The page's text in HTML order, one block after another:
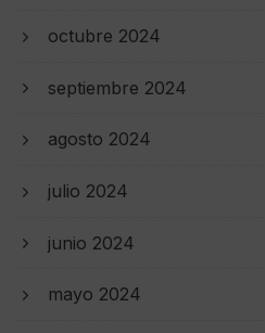
octubre 2024
septiembre 2024
agosto 2024
julio 2024
junio 2024
mayo 2024